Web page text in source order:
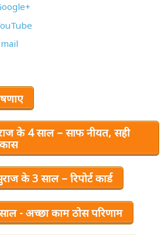
के 4 साल – साफ नीयत, सही
के 3 साल – रिपोर्ट कार्ड
- अच्छा काम ठोस परिणाम